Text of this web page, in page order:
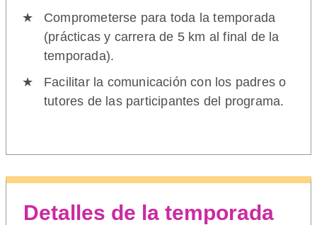
Comprometerse para toda la temporada
(prácticas y carrera de 5 km al final de la
temporada).
Facilitar la comunicación con los padres o
tutores de las participantes del programa.
Detalles de la temporada